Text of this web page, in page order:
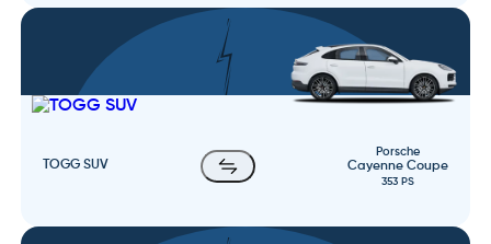
TOGG SUV
Porsche
Cayenne Coupe
353 PS